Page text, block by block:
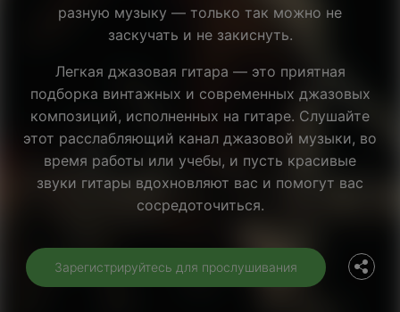
разную музыку — только так можно не
заскучать и не закиснуть.
Легкая джазовая гитара — это приятная
подборка винтажных и современных джазовых
композиций, исполненных на гитаре. Слушайте
этот расслабляющий канал джазовой музыки, во
время работы или учебы, и пусть красивые
звуки гитары вдохновляют вас и помогут вас
сосредоточиться.
Зарегистрируйтесь для прослушивания
Facebook